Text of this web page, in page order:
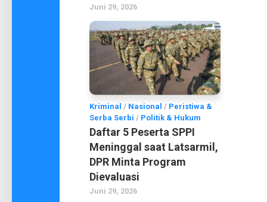
Juni 29, 2026
Kriminal / Nasional / Peristiwa &
Serba Serbi / Politik & Hukum
Daftar 5 Peserta SPPI
Meninggal saat Latsarmil,
DPR Minta Program
Dievaluasi
Juni 29, 2026